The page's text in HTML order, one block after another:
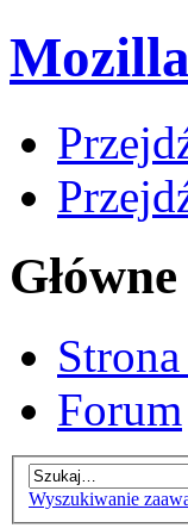
Forum
Wyszukiwanie